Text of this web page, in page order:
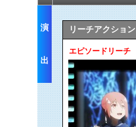
演
出
リーチアクション
エピソードリーチ